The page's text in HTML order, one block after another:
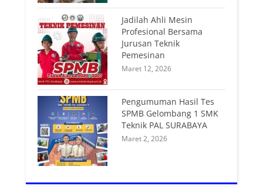
Jadilah Ahli Mesin
Profesional Bersama
Jurusan Teknik
Pemesinan
Maret 12, 2026
Pengumuman Hasil Tes
SPMB Gelombang 1 SMK
Teknik PAL SURABAYA
Maret 2, 2026